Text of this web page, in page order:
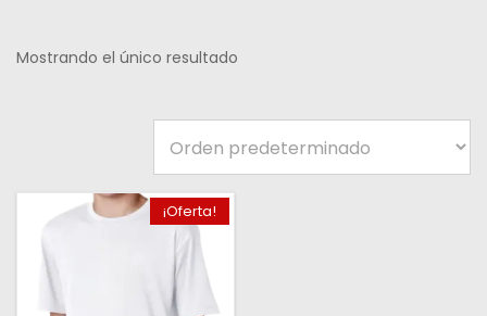
Mostrando el único resultado
¡Oferta!